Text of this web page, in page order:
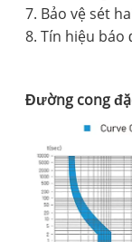
7. Bảo vệ sét
8. Tín hiệu báo
Đường cong